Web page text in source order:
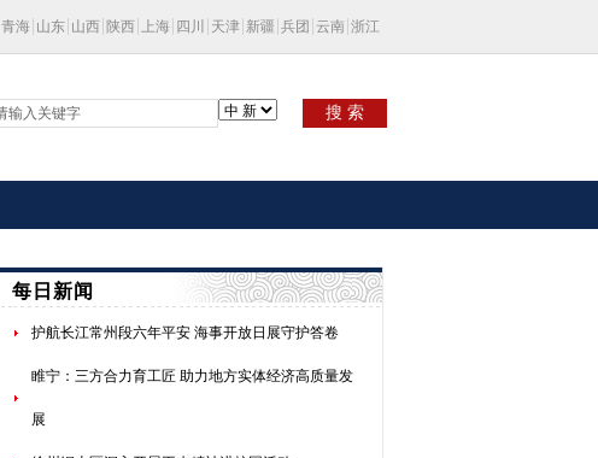
青海 山东 山西 陕西 上海 四川 天津 新疆 兵团 云南 浙江
搜 索
每日新闻
护航长江常州段六年平安 海事开放日展守护答卷
睢宁：三方合力育工匠 助力地方实体经济高质量发
展